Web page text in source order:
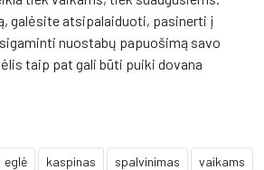
galėsite atsipalaiduoti, pasinerti į
nuostabų papuošimą savo
taip pat gali būti puiki dovana
eglė kaspinas spalvinimas vaikams